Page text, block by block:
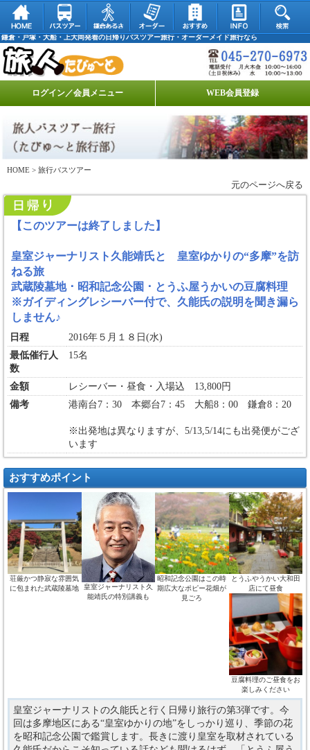
鎌倉・戸塚・大船・上大岡発着の日帰りバスツアー旅行・オーダーメイド旅行なら
ログイン／会員メニュー WEB会員登録
HOME > 旅行バスツアー
元のページへ戻る
【このツアーは終了しました】
皇室ジャーナリスト久能靖氏と 皇室ゆかりの“多摩”を訪
ねる旅
武蔵陵墓地 ･ 昭和記念公園 ･ とうふ屋うかいの豆腐料理
※ガイディングレシーバー付で、久能氏の説明を聞き漏ら
しません♪
日程
2016年５月１８日(水)
最低催行人
数
15名
金額
レシーバー・昼食・入場込 13,800円
備考
港南台7：30 本郷台7：45 大船8：00 鎌倉8：20
※出発地は異なりますが、5/13,5/14にも出発便がござ
います
おすすめポイント
荘厳かつ静寂な雰囲気
に包まれた武蔵陵墓地
皇室ジャーナリスト久
能靖氏の特別講義も
昭和記念公園はこの時
期広大なポピー花畑が
見ごろ
とうふやうかい大和田
店にて昼食
豆腐料理のご昼食をお
楽しみください
皇室ジャーナリストの久能氏と行く日帰り旅行の第3弾です。今
回は多摩地区にある“皇室ゆかりの地”をしっかり巡り、季節の花
を昭和記念公園で鑑賞します。長きに渡り皇室を取材されている